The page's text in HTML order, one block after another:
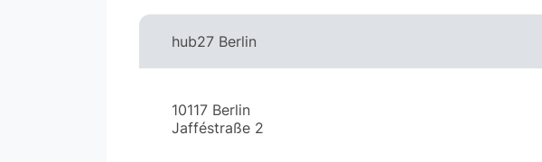
hub27 Berlin
10117 Berlin
Jafféstraße 2